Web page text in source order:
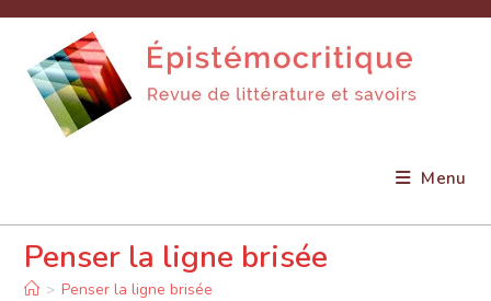
content
Menu
Penser la ligne brisée
> Penser la ligne brisée